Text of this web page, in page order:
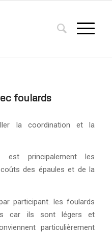
foulards
la coordination et la
principalement les
des épaules et de la
participant. les foulards
car ils sont légers et
particulièrement